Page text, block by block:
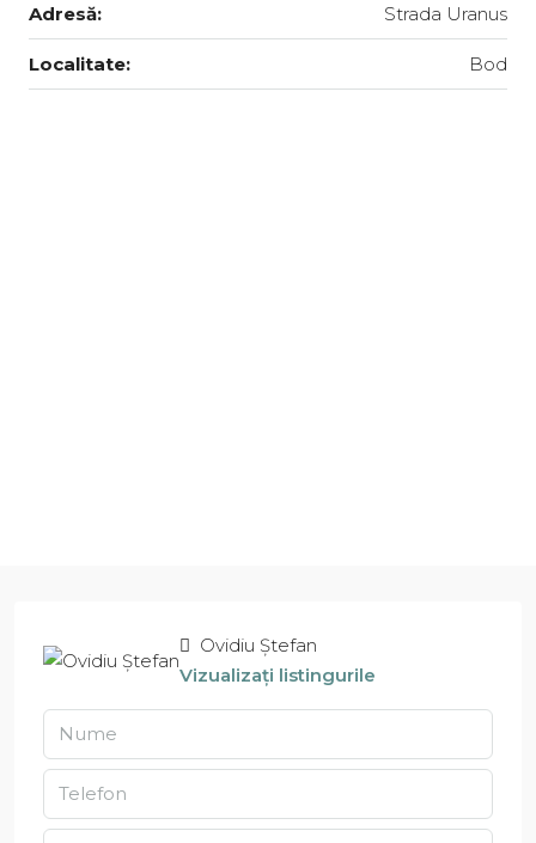
Adresă: Strada Uranus
Localitate: Bod
Ovidiu Ștefan
Vizualizați listingurile